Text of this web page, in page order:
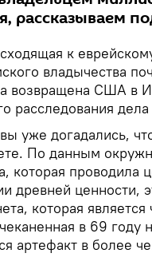
рассказываем
к
владычества
возвращена США в
расследования
уже догадались,
По данным
которая проводила
древней ценности,
которая является
в 69 году
артефакт в более